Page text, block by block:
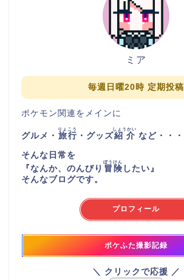
ミア
毎週日曜20時 定期投稿
ポケモン関連をメインに
グルメ・ 旅行
りょこう
・グッズ紹介
しょうかい
など・・・
そんな日常を
『なんか、のんびり 冒険
ぼうけん
したい 』
そんなブログです。
プロフィール
ポケふた撮影記録
＼ クリックで応援 ／